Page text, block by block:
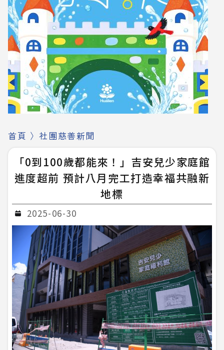
首頁 〉社團慈善新聞
「0到100歲都能來！」吉安兒少家庭館
進度超前 預計八月完工打造幸福共融新
地標
2025-06-30